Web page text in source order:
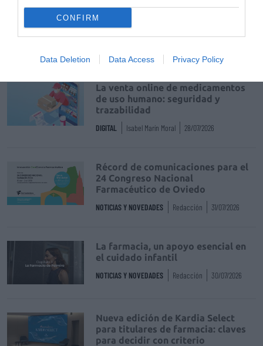
CONFIRM
Data Deletion Data Access Privacy Policy
molestias musculares
Destacados
La venta online de medicamentos
de uso humano: seguridad y
trazabilidad
DIGITAL Isabel Marín Moral 28/07/2026
Récord de comunicaciones para el
24 Congreso Nacional
Farmacéutico de Oviedo
NOTICIAS Y NOVEDADES Redacción 31/07/2026
La farmacia, un apoyo esencial en
el cuidado infantil
NOTICIAS Y NOVEDADES Redacción 30/07/2026
Nueva edición de Kardia Select
para titulares de farmacia: claves
para decidir con criterio